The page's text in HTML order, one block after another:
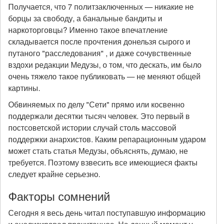
Получается, что 7 политзаключенных — никакие не
борцы за свободу, а банальные бандиты и
наркоторговцы? Именно такое впечатление
складывается после прочтения донельзя сырого и
путаного "расследования" , и даже сочувственные
вздохи редакции Медузы, о том, что дескать, им было
очень тяжело такое публиковать — не меняют общей
картины.
Обвиняемых по делу "Сети" прямо или косвенно
поддержали десятки тысяч человек. Это первый в
постсоветской истории случай столь массовой
поддержки анархистов. Каким репарационным ударом
может стать статья Медузы, объяснять, думаю, не
требуется. Поэтому взвесить все имеющиеся факты
следует крайне серьезно.
Факторы сомнений
Сегодня я весь день читал поступавшую информацию